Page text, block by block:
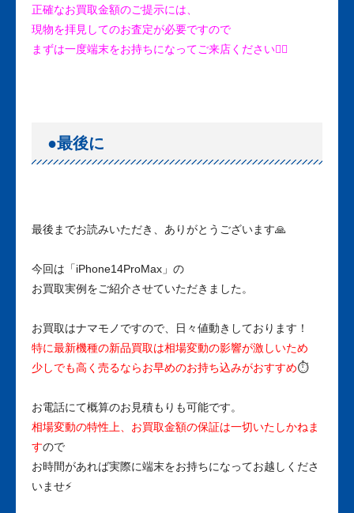
正確なお買取金額のご提示には、
現物を拝見してのお査定が必要ですので
まずは一度端末をお持ちになってご来店ください🙋‍♀️
●最後に
最後までお読みいただき、ありがとうございます🙏
今回は「iPhone14ProMax」の
お買取実例をご紹介させていただきました。
お買取はナマモノですので、日々値動きしております！
特に最新機種の新品買取は相場変動の影響が激しいため
少しでも高く売るならお早めのお持ち込みがおすすめ⏱
お電話にて概算のお見積もりも可能です。
相場変動の特性上、お買取金額の保証は一切いたしかねま
すので
お時間があれば実際に端末をお持ちになってお越しくださ
いませ⚡